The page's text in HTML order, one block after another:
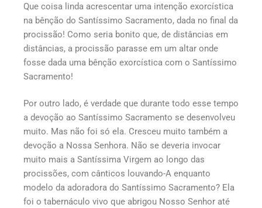
Que coisa linda acrescentar uma intenção exorcística
na bênção do Santíssimo Sacramento, dada no final da
procissão! Como seria bonito que, de distâncias em
distâncias, a procissão parasse em um altar onde
fosse dada uma bênção exorcística com o Santíssimo
Sacramento!
Por outro lado, é verdade que durante todo esse tempo
a devoção ao Santíssimo Sacramento se desenvolveu
muito. Mas não foi só ela. Cresceu muito também a
devoção a Nossa Senhora. Não se deveria invocar
muito mais a Santíssima Virgem ao longo das
procissões, com cânticos louvando-A enquanto
modelo da adoradora do Santíssimo Sacramento? Ela
foi o tabernáculo vivo que abrigou Nosso Senhor até